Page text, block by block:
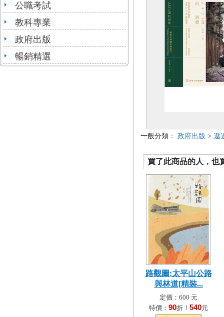
公職考試
教科專業
政府出版
暢銷精選
一般分類： 政府出版 > 遨
買了此商品的人，也
路觀圖:太平山公路
與林道[精裝...
定價：600 元
特價： 90折！ 540元